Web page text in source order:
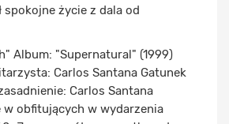
spokojne życie z dala od
Album: "Supernatural" (1999)
Carlos Santana Gatunek
Carlos Santana
w obfitujących w wydarzenia